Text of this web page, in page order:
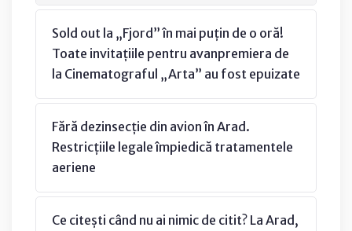
Sold out la „Fjord” în mai puțin de o oră!
Toate invitațiile pentru avanpremiera de
la Cinematograful „Arta” au fost epuizate
Fără dezinsecție din avion în Arad.
Restricțiile legale împiedică tratamentele
aeriene
Ce citești când nu ai nimic de citit? La Arad,